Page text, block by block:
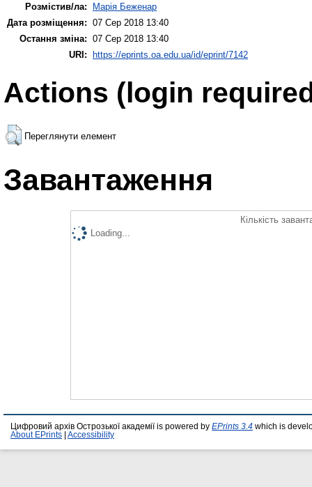
Розмістив/ла:
Марія Беженар
Дата розміщення: 07 Сер 2018 13:40
Остання зміна: 07 Сер 2018 13:40
URI: https://eprints.oa.edu.ua/id/eprint/7142
Actions (login
Переглянути елемент
Завантаження
Кількість
Loading...
Цифровий архів Острозької академії is powered by EPrints 3.4 which is
About EPrints
Accessibility